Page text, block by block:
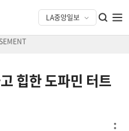
힙한 도파민 터트